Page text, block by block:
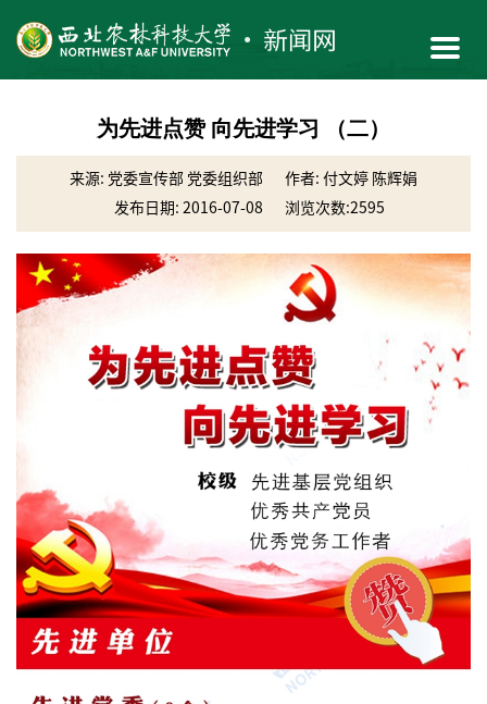
为先进点赞 向先进学习 （二）
来源: 党委宣传部 党委组织部
作者: 付文婷 陈辉娟
发布日期: 2016-07-08
浏览次数:2595